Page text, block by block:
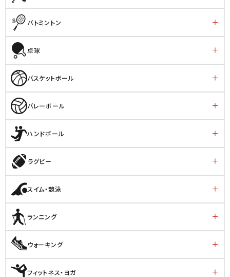
バトミントン
卓球
バスケットボール
バレーボール
ハンドボール
ラグビー
スイム・競泳
ランニング
ウォーキング
フィットネス・ヨガ